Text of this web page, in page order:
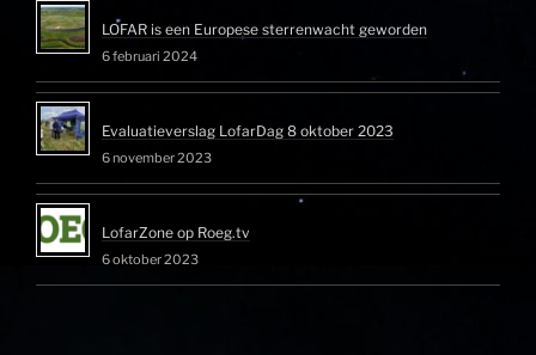
LOFAR is een Europese sterrenwacht geworden
6 februari 2024
Evaluatieverslag LofarDag 8 oktober 2023
6 november 2023
LofarZone op Roeg.tv
6 oktober 2023